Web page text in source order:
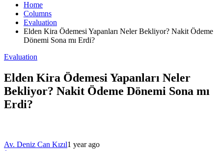
Home
Columns
Evaluation
Elden Kira Ödemesi Yapanları Neler Bekliyor? Nakit Ödeme
Dönemi Sona mı Erdi?
Evaluation
Elden Kira Ödemesi Yapanları Neler
Bekliyor? Nakit Ödeme Dönemi Sona mı
Erdi?
Av. Deniz Can Kızıl1 year ago